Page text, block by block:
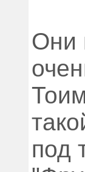
Они
под